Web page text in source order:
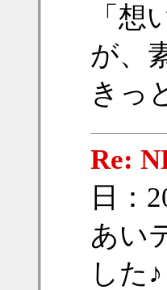
「
が、
きっ
Re:
日：
あい
した♪